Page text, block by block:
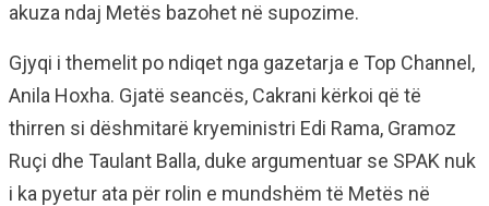
akuza ndaj Metës bazohet në supozime.
Gjyqi i themelit po ndiqet nga gazetarja e Top Channel,
Anila Hoxha. Gjatë seancës, Cakrani kërkoi që të
thirren si dëshmitarë kryeministri Edi Rama, Gramoz
Ruçi dhe Taulant Balla, duke argumentuar se SPAK nuk
i ka pyetur ata për rolin e mundshëm të Metës në